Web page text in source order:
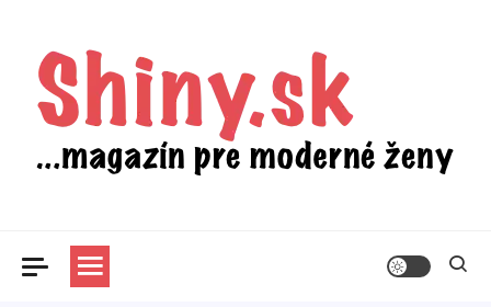
content